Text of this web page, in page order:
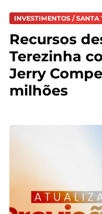
INVESTIMENTOS / SANTA
Recursos
Terezinha
Jerry
milhões